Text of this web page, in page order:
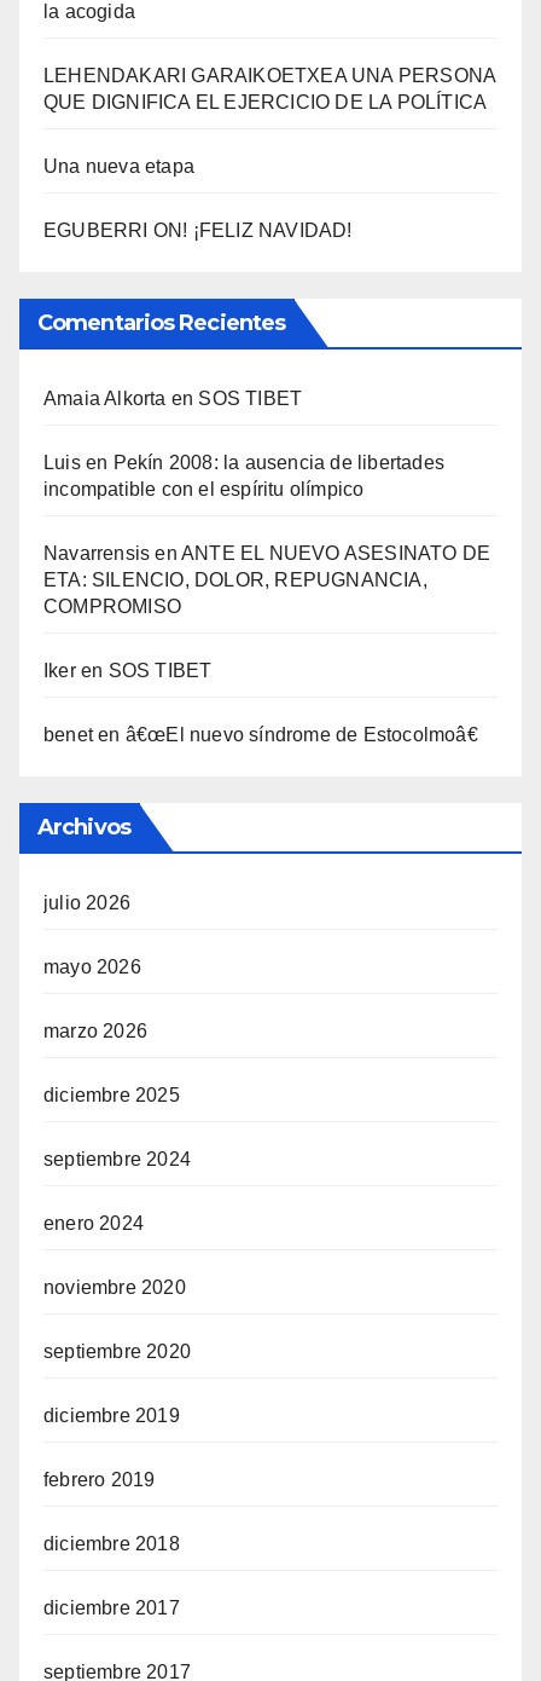
la acogida
LEHENDAKARI GARAIKOETXEA UNA PERSONA
QUE DIGNIFICA EL EJERCICIO DE LA POLÍTICA
Una nueva etapa
EGUBERRI ON! ¡FELIZ NAVIDAD!
Comentarios Recientes
Amaia Alkorta en SOS TIBET
Luisen Pekí­n 2008: la ausencia de libertades
incompatible con el espí­ritu olí­mpico
Navarrensis enANTE EL NUEVO ASESINATO DE
ETA: SILENCIO, DOLOR, REPUGNANCIA,
COMPROMISO
Ikeren SOS TIBET
beneten â€œEl nuevo sí­ndrome de Estocolmoâ€
Archivos
julio 2026
mayo 2026
marzo 2026
diciembre 2025
septiembre 2024
enero 2024
noviembre 2020
septiembre 2020
diciembre 2019
febrero 2019
diciembre 2018
diciembre 2017
septiembre 2017